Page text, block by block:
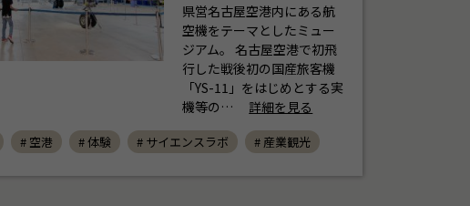
県営名古屋空港内にある航
空機をテーマとしたミュー
ジアム。 名古屋空港で初飛
行した戦後初の国産旅客機
「YS-11」をはじめとする実
機等の…
詳細を見る
# 空港 # 体験 # サイエンスラボ # 産業観光